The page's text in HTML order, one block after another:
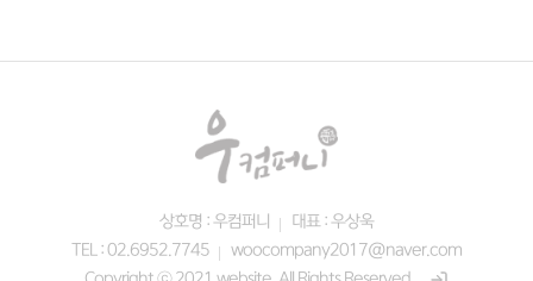
상호명 : 우컴퍼니
대표 : 우상욱
TEL : 02.6952.7745
woocompany2017@naver.com